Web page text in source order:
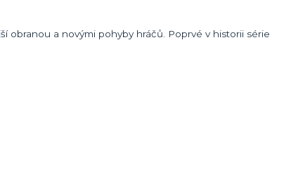
obranou a novými pohyby hráčů. Poprvé v historii série